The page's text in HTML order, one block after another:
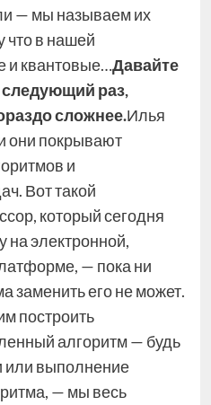
— мы называем их
что в нашей
и квантовые…Давайте
следующий раз,
сложнее.Илья
они покрывают
и
Вот такой
который сегодня
на электронной,
— пока ни
заменить его не может.
построить
алгоритм — будь
или выполнение
— мы весь